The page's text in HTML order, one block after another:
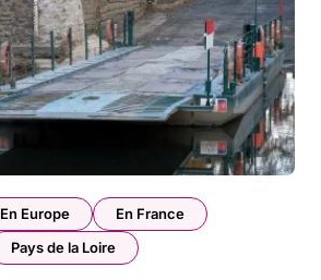
En Europe
En France
Pays de la Loire